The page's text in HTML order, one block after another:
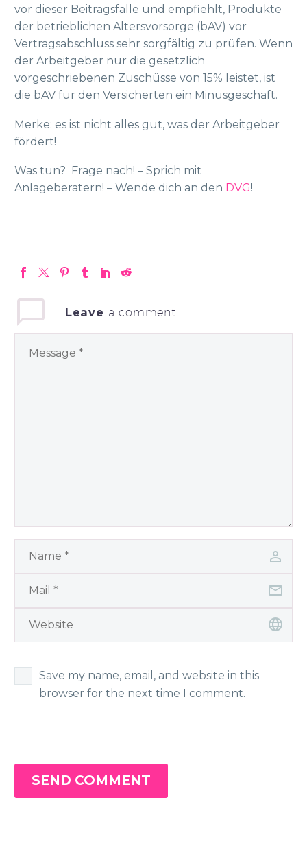
vor dieser Beitragsfalle und empfiehlt, Produkte
der betrieblichen Altersvorsorge (bAV) vor
Vertragsabschluss sehr sorgfältig zu prüfen. Wenn
der Arbeitgeber nur die gesetzlich
vorgeschriebenen Zuschüsse von 15% leistet, ist
die bAV für den Versicherten ein Minusgeschäft.
Merke: es ist nicht alles gut, was der Arbeitgeber
fördert!
Was tun? Frage nach! – Sprich mit
Anlageberatern! – Wende dich an den DVG!
Leave a comment
Save my name, email, and website in this
browser for the next time I comment.
SEND COMMENT